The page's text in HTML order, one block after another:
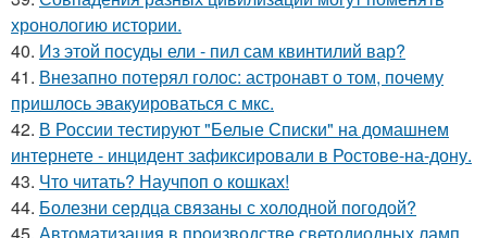
хронологию истории.
40. Из этой посуды ели - пил сам квинтилий вар?
41. Внезапно потерял голос: астронавт о том, почему
пришлось эвакуироваться с мкс.
42. В России тестируют "Белые Списки" на домашнем
интернете - инцидент зафиксировали в Ростове-на-дону.
43. Что читать? Научпоп о кошках!
44. Болезни сердца связаны с холодной погодой?